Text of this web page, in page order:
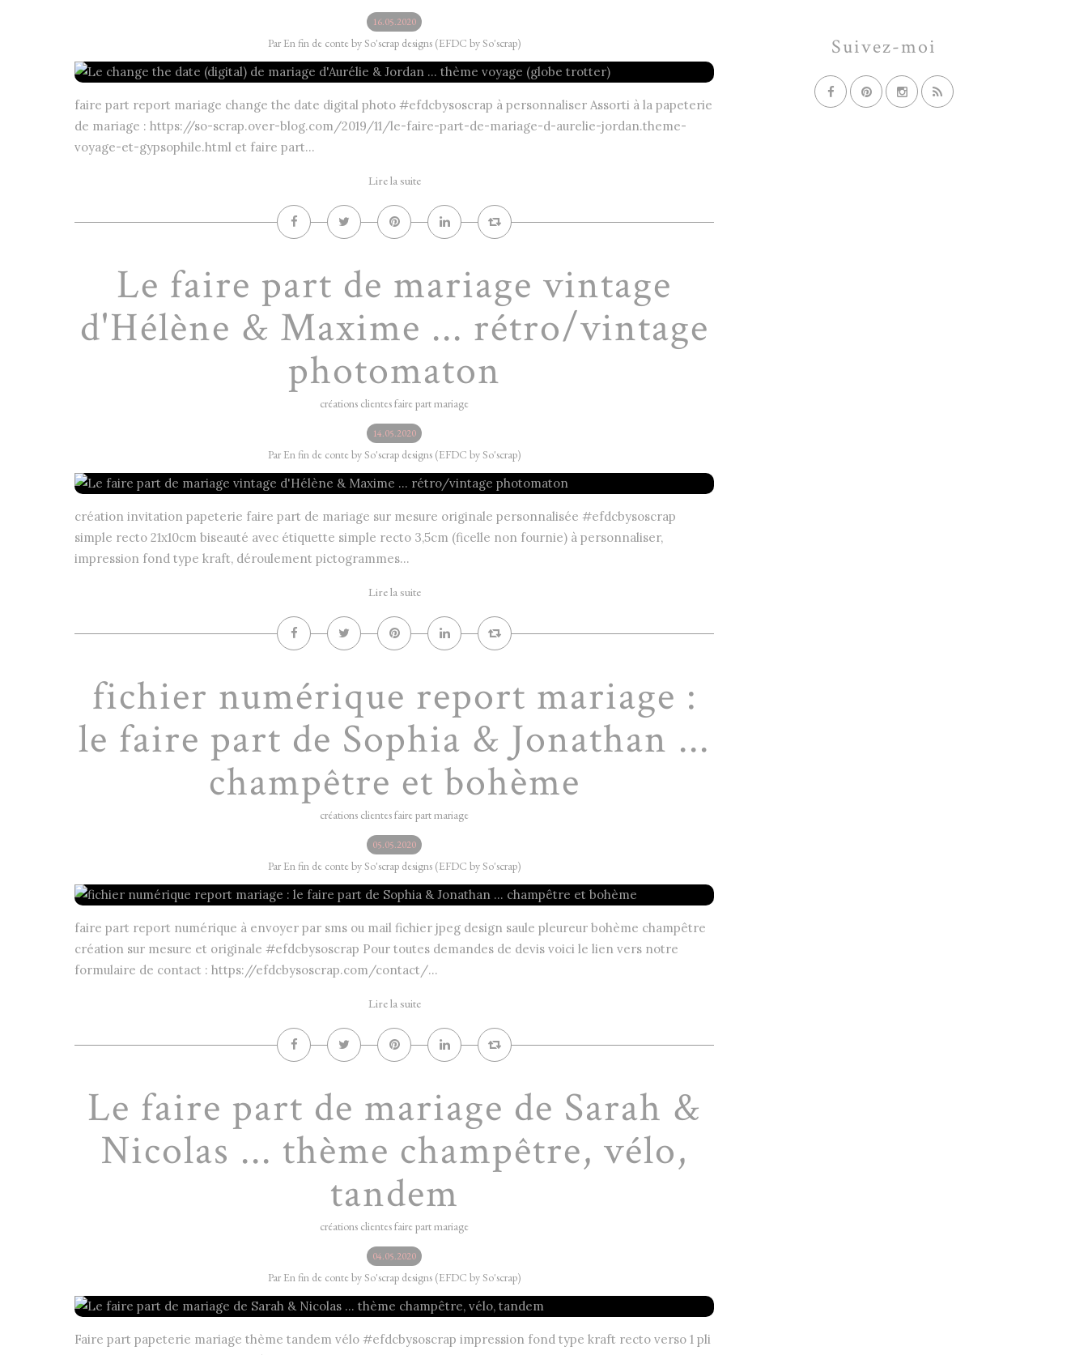
16.05.2020
Par En fin de conte by So'scrap designs (EFDC by So'scrap)
faire part report mariage change the date digital photo #efdcbysoscrap à personnaliser Assorti à la papeterie
de mariage : https://so-scrap.over-blog.com/2019/11/le-faire-part-de-mariage-d-aurelie-jordan.theme-
voyage-et-gypsophile.html et faire part...
Lire la suite
Le faire part de mariage vintage
d'Hélène & Maxime ... rétro/vintage
photomaton
créations clientes faire part mariage
14.05.2020
Par En fin de conte by So'scrap designs (EFDC by So'scrap)
création invitation papeterie faire part de mariage sur mesure originale personnalisée #efdcbysoscrap
simple recto 21x10cm biseauté avec étiquette simple recto 3,5cm (ficelle non fournie) à personnaliser,
impression fond type kraft, déroulement pictogrammes...
Lire la suite
fichier numérique report mariage :
le faire part de Sophia & Jonathan ...
champêtre et bohème
créations clientes faire part mariage
05.05.2020
Par En fin de conte by So'scrap designs (EFDC by So'scrap)
faire part report numérique à envoyer par sms ou mail fichier jpeg design saule pleureur bohème champêtre
création sur mesure et originale #efdcbysoscrap Pour toutes demandes de devis voici le lien vers notre
formulaire de contact : https://efdcbysoscrap.com/contact/...
Lire la suite
Le faire part de mariage de Sarah &
Nicolas ... thème champêtre, vélo,
tandem
créations clientes faire part mariage
04.05.2020
Par En fin de conte by So'scrap designs (EFDC by So'scrap)
Faire part papeterie mariage thème tandem vélo #efdcbysoscrap impression fond type kraft recto verso 1 pli
Suivez-moi